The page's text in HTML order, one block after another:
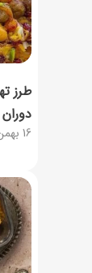
16 بهمن 1403
طرز